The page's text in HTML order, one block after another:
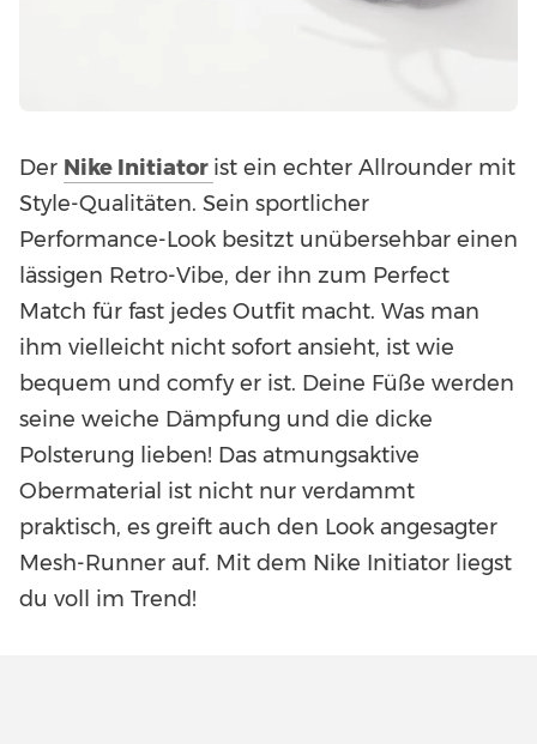
Der Nike Initiator ist ein echter Allrounder mit
Style-Qualitäten. Sein sportlicher
Performance-Look besitzt unübersehbar einen
lässigen Retro-Vibe, der ihn zum Perfect
Match für fast jedes Outfit macht. Was man
ihm vielleicht nicht sofort ansieht, ist wie
bequem und comfy er ist. Deine Füße werden
seine weiche Dämpfung und die dicke
Polsterung lieben! Das atmungsaktive
Obermaterial ist nicht nur verdammt
praktisch, es greift auch den Look angesagter
Mesh-Runner auf. Mit dem Nike Initiator liegst
du voll im Trend!